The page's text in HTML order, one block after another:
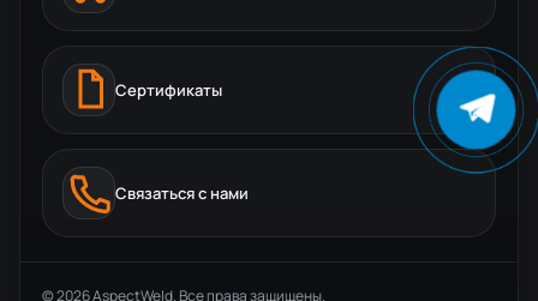
Сертификаты
Связаться с нами
© 2026 AspectWeld. Все права защищены.